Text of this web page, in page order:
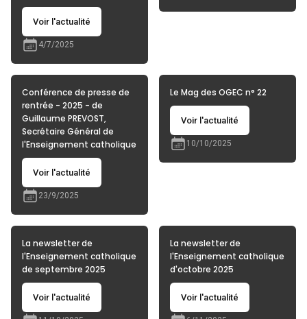
Voir l'actualité
4/7/2025
Conférence de presse de
rentrée - 2025 - de
Guillaume PREVOST,
Secrétaire Général de
l'Enseignement catholique
Voir l'actualité
23/9/2025
Le Mag des OGEC n° 22
Voir l'actualité
10/10/2025
La newsletter de
l'Enseignement catholique
de septembre 2025
Voir l'actualité
La newsletter de
l'Enseignement catholique
d'octobre 2025
Voir l'actualité